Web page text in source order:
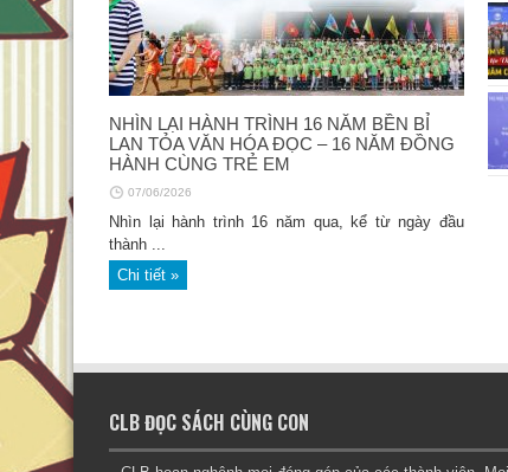
Khoảng trống hình thỏ (John Dougherty –
Thomas Docherty, Cua dịch, Thụy Anh
hiệu đính, San Hô books & NXB Văn học,
2025)
07/11/2025
Bầy
04/
NHÌN LẠI HÀNH TRÌNH 16 NĂM BỀN BỈ
LAN TỎA VĂN HÓA ĐỌC – 16 NĂM ĐỒNG
HÀNH CÙNG TRẺ EM
07/06/2026
Nhìn lại hành trình 16 năm qua, kể từ ngày đầu
thành ...
Chi tiết »
CLB ĐỌC SÁCH CÙNG CON